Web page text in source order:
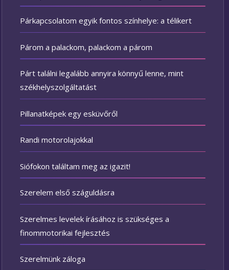
Párkapcsolatom egyik fontos színhelye: a télikert
Párom a palackom, palackom a párom
Párt találni legalább annyira könnyű lenne, mint
székhelyszolgáltatást
Pillanatképek egy esküvőről
Randi motorolajokkal
Siófokon találtam meg az igazit!
Szerelem első száguldásra
Szerelmes levelek írásához is szükséges a
finommotorikai fejlesztés
Szerelmünk záloga